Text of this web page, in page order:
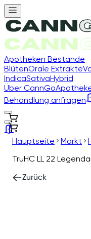
Apotheken Bestände
BlütenOrale Extrakte
IndicaSativaHybrid
Über CannGo
Behandlung anfragen
Hauptseite Markt
TruHC LL 22
Zurück